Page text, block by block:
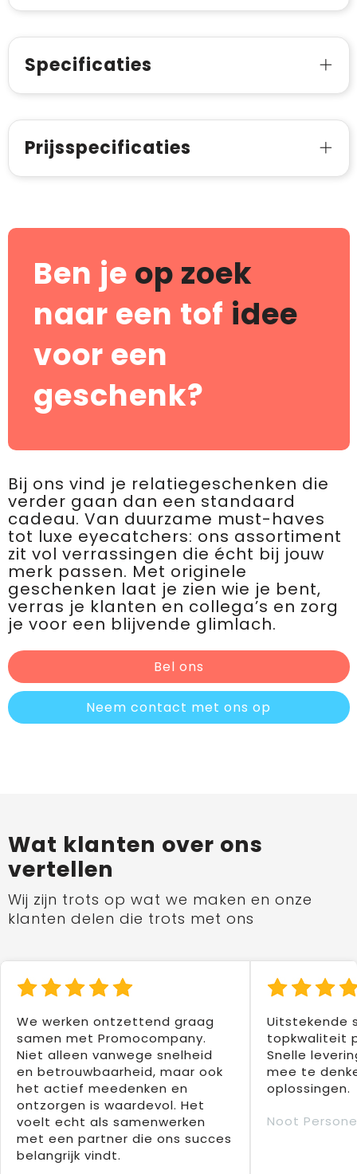
Specificaties
Prijsspecificaties
Ben je op zoek
naar een tof idee
voor een
geschenk?
Bij ons vind je relatiegeschenken die
verder gaan dan een standaard
cadeau. Van duurzame must-haves
tot luxe eyecatchers: ons assortiment
zit vol verrassingen die écht bij jouw
merk passen. Met originele
geschenken laat je zien wie je bent,
verras je klanten en collega’s en zorg
je voor een blijvende glimlach.
Bel ons
Neem contact met ons op
Wat klanten over ons
vertellen
Wij zijn trots op wat we maken en onze
klanten delen die trots met ons
We werken ontzettend graag
samen met Promocompany.
Niet alleen vanwege snelheid
en betrouwbaarheid, maar ook
het actief meedenken en
ontzorgen is waardevol. Het
voelt echt als samenwerken
met een partner die ons succes
belangrijk vindt.
Uitstekende
topkwaliteit
Snelle
mee te
oplossingen.
Noot